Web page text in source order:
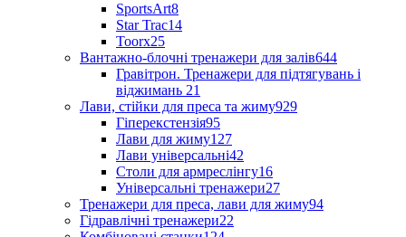
SportsArt8
Star Trac14
Toorx25
Вантажно-блочні тренажери для залів644
Гравітрон. Тренажери для підтягувань і
віджимань 21
Лави, стійки для преса та жиму929
Гіперекстензія95
Лави для жиму127
Лави універсальні42
Столи для армреслінгу16
Універсальні тренажери27
Тренажери для преса, лави для жиму94
Гідравлічні тренажери22